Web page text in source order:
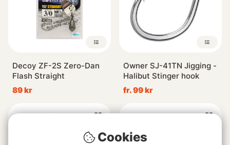
Decoy ZF-2S Zero-Dan
Flash Straight
89 kr
Owner SJ-41TN Jigging -
Halibut Stinger hook
fr. 99 kr
Cookies